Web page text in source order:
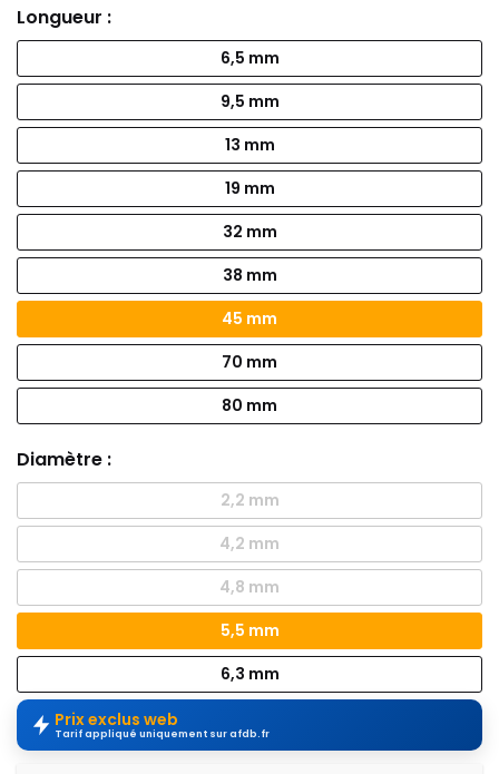
Longueur :
6,5 mm
9,5 mm
13 mm
19 mm
32 mm
38 mm
45 mm
70 mm
80 mm
Diamètre :
2,2 mm
4,2 mm
4,8 mm
5,5 mm
6,3 mm
Prix exclus web
Tarif appliqué uniquement sur afdb.fr